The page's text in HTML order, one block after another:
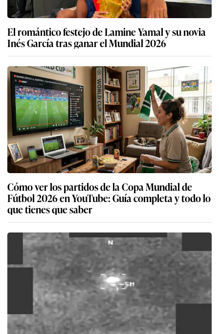
El romántico festejo de Lamine Yamal y su novia
Inés García tras ganar el Mundial 2026
Cómo ver los partidos de la Copa Mundial de
Fútbol 2026 en YouTube: Guía completa y todo lo
que tienes que saber